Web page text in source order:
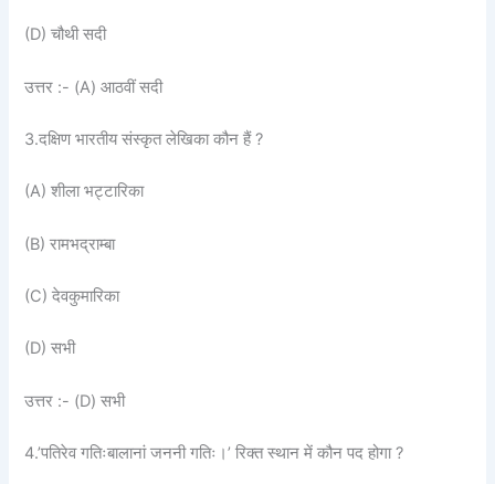
(D) चौथी सदी
उत्तर :- (A) आठवीं सदी
3.दक्षिण भारतीय संस्कृत लेखिका कौन हैं ?
(A) शीला भट्टारिका
(B) रामभद्राम्बा
(C) देवकुमारिका
(D) सभी
उत्तर :- (D) सभी
4.’पतिरेव गतिःबालानां जननी गतिः।’ रिक्त स्थान में कौन पद होगा ?